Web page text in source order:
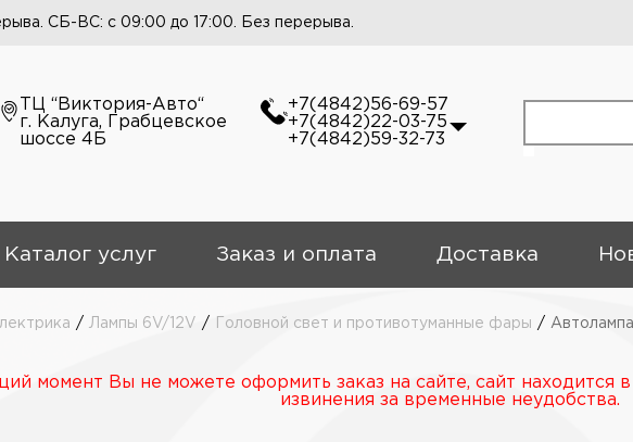
СБ-ВС: с 09:00 до 17:00. Без перерыва.
ТЦ “Виктория-Авто“
г. Калуга, Грабцевское
шоссе 4Б
+7(4842)56-69-57
+7(4842)22-03-75
+7(4842)59-32-73
Каталог услуг Заказ и оплата Доставка
/ Лампы 6V/12V / Головной свет и противотуманные фары /
момент Вы не можете оформить заказ на сайте, сайт находится
извинения за временные неудобства.